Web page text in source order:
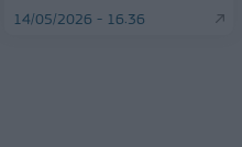
14/05/2026 - 16:36